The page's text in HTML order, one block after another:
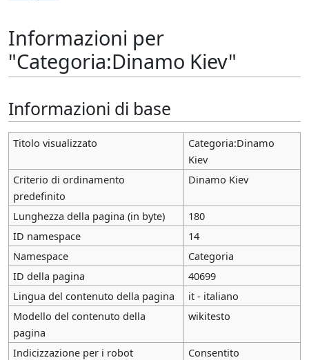
Informazioni per
"Categoria:Dinamo Kiev"
Informazioni di base
Titolo visualizzato
Categoria:Dinamo
Kiev
Criterio di ordinamento
predefinito
Dinamo Kiev
Lunghezza della pagina (in byte)
180
ID namespace
14
Namespace
Categoria
ID della pagina
40699
Lingua del contenuto della pagina
it - italiano
Modello del contenuto della
pagina
wikitesto
Indicizzazione per i robot
Consentito